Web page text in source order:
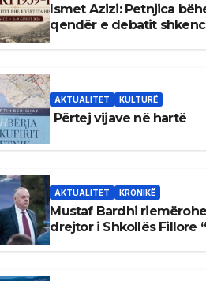
Ismet Azizi: Petnjica
qendër e debatit
AKTUALITET KULTURË
Përtej vijave në hartë
AKTUALITET KRONIKË
Mustaf Bardhi
drejtor i Shkollës Fillore